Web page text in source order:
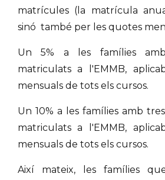
matrícules (la matrícula
sinó també per les quotes
Un 5% a les famílies
matriculats a l'EMMB,
mensuals de tots els cursos.
Un 10% a les famílies amb
matriculats a l'EMMB,
mensuals de tots els cursos.
Així mateix, les famílies